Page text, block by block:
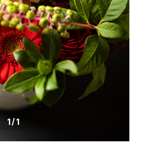
1/1